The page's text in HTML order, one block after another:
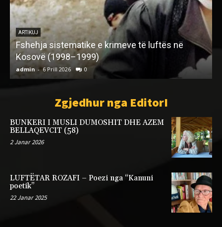
ARTIKUJ
Nxënësit myslimanë dhe ortodoksë, që ndoqën
gjimnazin e jezuitëve në 50 vjerçarin e parë të
shkollës (1877-1928)
admin - 21 Janar 2022
Zgjedhur nga EditorI
BUNKERI I MUSLI DUMOSHIT DHE AZEM
BELLAQEVCIT (58)
2 Janar 2026
LUFTËTAR ROZAFI – Poezi nga “Kanuni
poetik”
22 Janar 2025